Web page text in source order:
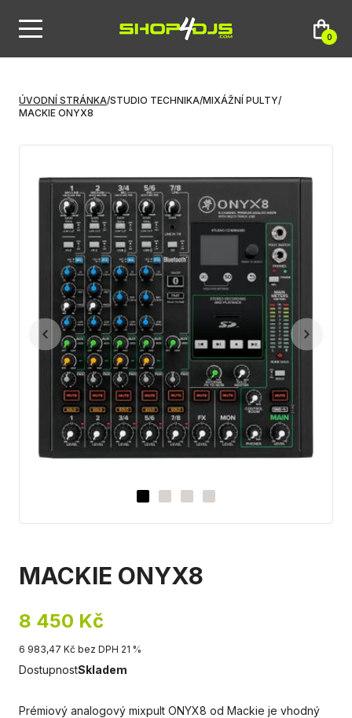
0
ÚVODNÍ STRÁNKA/STUDIO TECHNIKA/MIXÁŽNÍ PULTY/
MACKIE ONYX8
MACKIE ONYX8
8 450 Kč
6 983,47 Kč bez DPH 21 %
DostupnostSkladem
Prémiový analogový mixpult ONYX8 od Mackie je vhodný